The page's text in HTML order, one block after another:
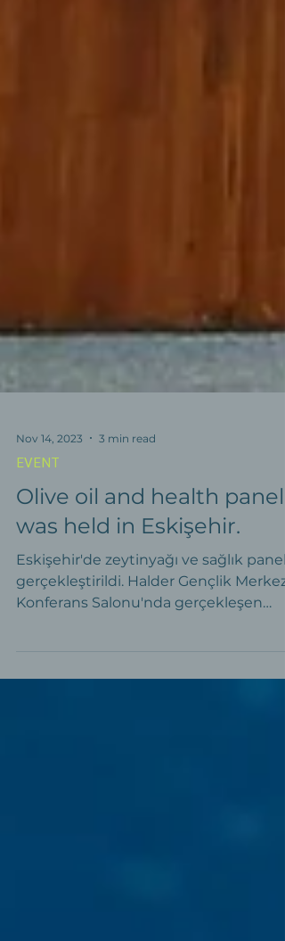
Nov 14, 2023 3 min read
EVENT
Olive oil and health panel
was held in Eskişehir.
Eskişehir'de zeytinyağı ve sağlık paneli
panel,